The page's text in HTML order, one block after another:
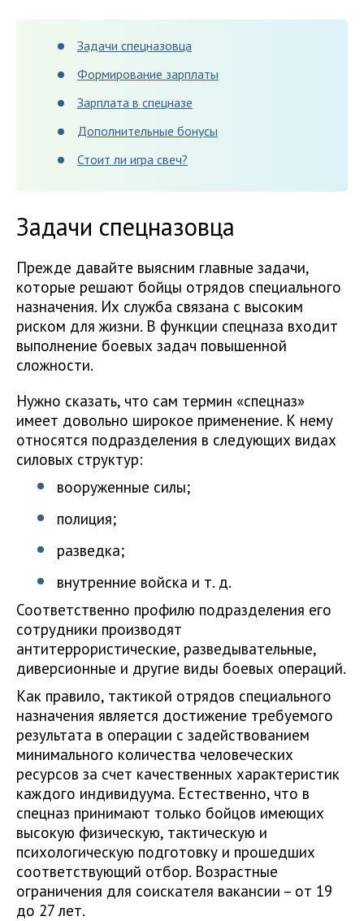
Задачи спецназовца
Формирование зарплаты
Зарплата в спецназе
Дополнительные бонусы
Стоит ли игра свеч?
Задачи спецназовца
Прежде давайте выясним главные задачи,
которые решают бойцы отрядов специального
назначения. Их служба связана с высоким
риском для жизни. В функции спецназа входит
выполнение боевых задач повышенной
сложности.
Нужно сказать, что сам термин «спецназ»
имеет довольно широкое применение. К нему
относятся подразделения в следующих видах
силовых структур:
вооруженные силы;
полиция;
разведка;
внутренние войска и т. д.
Соответственно профилю подразделения его
сотрудники производят
антитеррористические, разведывательные,
диверсионные и другие виды боевых операций.
Как правило, тактикой отрядов специального
назначения является достижение требуемого
результата в операции с задействованием
минимального количества человеческих
ресурсов за счет качественных характеристик
каждого индивидуума. Естественно, что в
спецназ принимают только бойцов имеющих
высокую физическую, тактическую и
психологическую подготовку и прошедших
соответствующий отбор. Возрастные
ограничения для соискателя вакансии – от 19
до 27 лет.